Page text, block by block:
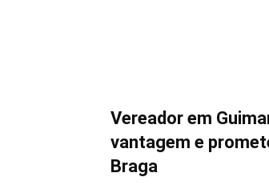
Vereador em
vantagem e
Braga